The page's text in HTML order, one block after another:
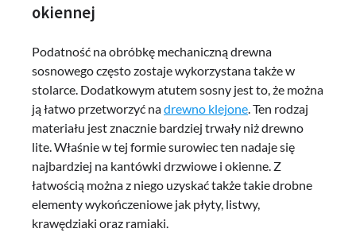
okiennej
Podatność na obróbkę mechaniczną drewna
sosnowego często zostaje wykorzystana także w
stolarce. Dodatkowym atutem sosny jest to, że można
ją łatwo przetworzyć nadrewno klejone. Ten rodzaj
materiału jest znacznie bardziej trwały niż drewno
lite. Właśnie w tej formie surowiec ten nadaje się
najbardziej na kantówki drzwiowe i okienne. Z
łatwością można z niego uzyskać także takie drobne
elementy wykończeniowe jak płyty, listwy,
krawędziaki oraz ramiaki.